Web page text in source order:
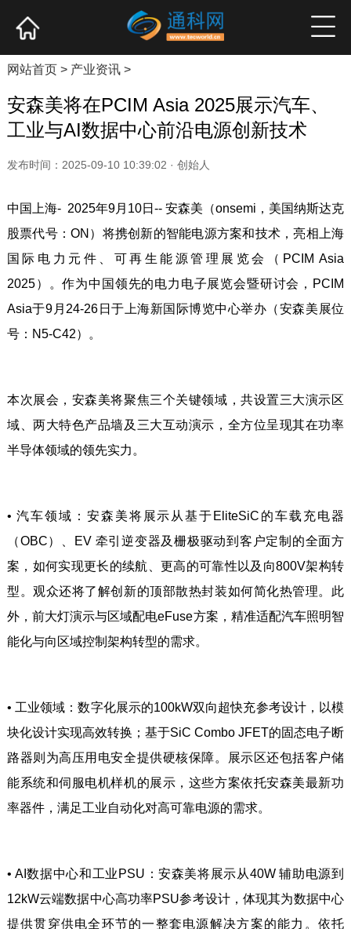
产业资讯 企业新品 高端访谈
网站首页> 产业资讯>
安森美将在PCIM Asia 2025展示汽车、
工业与AI数据中心前沿电源创新技术
发布时间：2025-09-10 10:39:02 · 创始人
中国上海- 2025年9月10日-- 安森美（onsemi，美国纳斯达克
股票代号：ON）将携创新的智能电源方案和技术，亮相上海
国际电力元件、可再生能源管理展览会（PCIM Asia
2025）。作为中国领先的电力电子展览会暨研讨会，PCIM
Asia于9月24-26日于上海新国际博览中心举办（安森美展位
号：N5-C42）。
本次展会，安森美将聚焦三个关键领域，共设置三大演示区
域、两大特色产品墙及三大互动演示，全方位呈现其在功率
半导体领域的领先实力。
• 汽车领域：安森美将展示从基于EliteSiC的车载充电器
（OBC）、EV 牵引逆变器及栅极驱动到客户定制的全面方
案，如何实现更长的续航、更高的可靠性以及向800V架构转
型。观众还将了解创新的顶部散热封装如何简化热管理。此
外，前大灯演示与区域配电eFuse方案，精准适配汽车照明智
能化与向区域控制架构转型的需求。
• 工业领域：数字化展示的100kW双向超快充参考设计，以模
块化设计实现高效转换；基于SiC Combo JFET的固态电子断
路器则为高压用电安全提供硬核保障。展示区还包括客户储
能系统和伺服电机样机的展示，这些方案依托安森美最新功
率器件，满足工业自动化对高可靠电源的需求。
• AI数据中心和工业PSU：安森美将展示从40W 辅助电源到
12kW云端数据中心高功率PSU参考设计，体现其为数据中心
提供贯穿供电全环节的一整套电源解决方案的能力。依托